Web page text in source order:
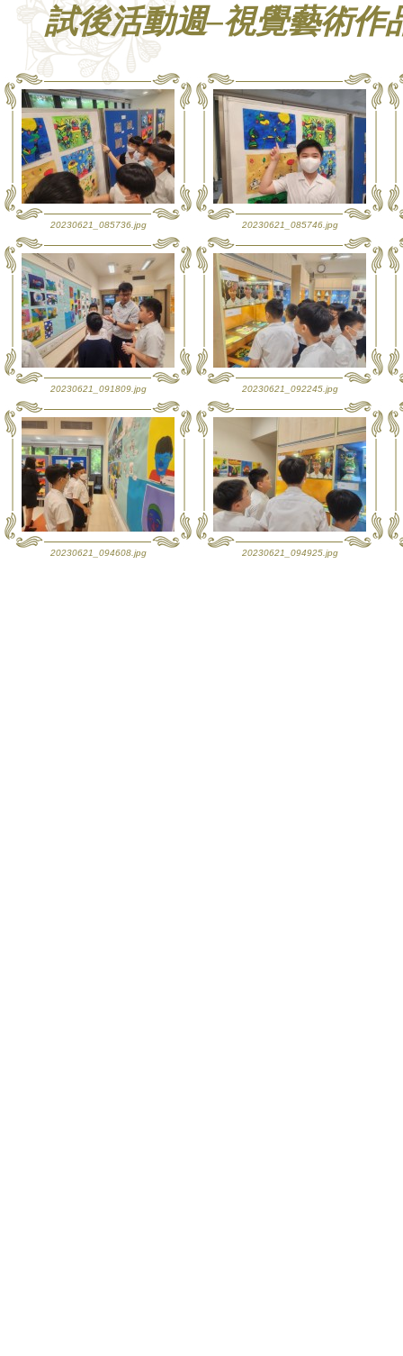
試後活動週–視覺藝術作
20230621_085736.jpg 20230621_085746.jpg
20230621_091809.jpg 20230621_092245.jpg
20230621_094608.jpg 20230621_094925.jpg